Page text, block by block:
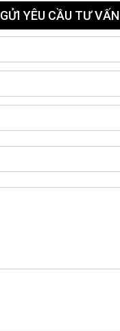
GỬI YÊU CẦU TƯ VẤN